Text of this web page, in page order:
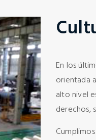
En los
orientada
alto nivel
derechos,